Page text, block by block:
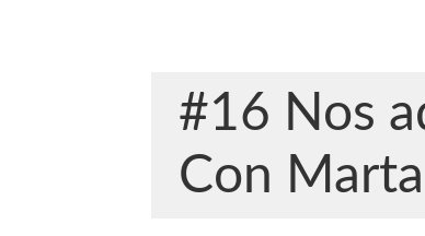
#16 Nos
Con